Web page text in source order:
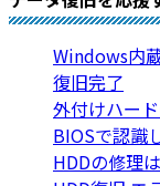
Windows内
復旧完了
外付けハー
BIOSで認識
HDDの修理